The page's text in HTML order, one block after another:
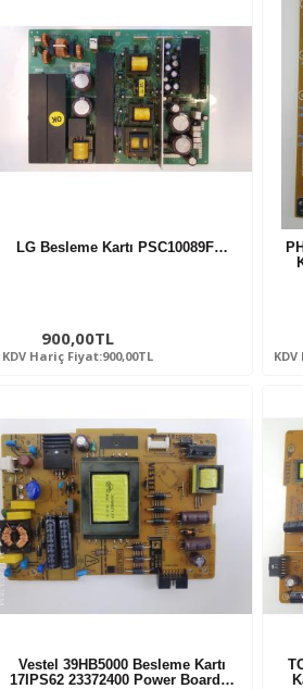
LG Besleme Kartı PSC10089F…
900,00TL
KDV Hariç Fiyat:900,00TL
Vestel 39HB5000 Besleme Kartı
17IPS62 23372400 Power Board…